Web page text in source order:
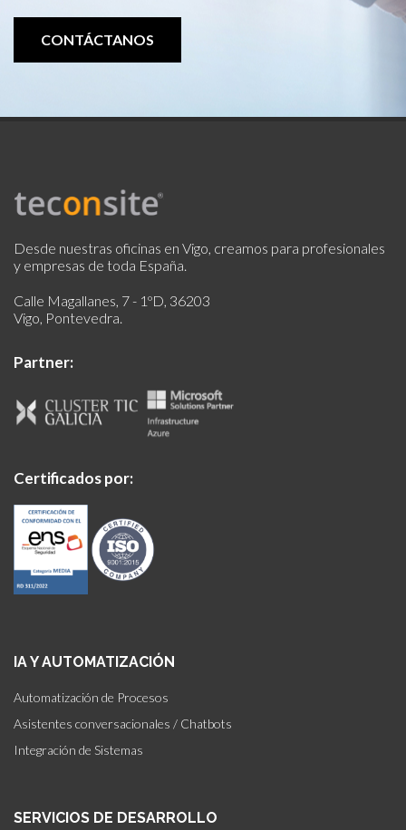
CONTÁCTANOS
Desde nuestras oficinas en Vigo, creamos para profesionales
y empresas de toda España.
Calle Magallanes, 7 - 1ºD, 36203
Vigo, Pontevedra.
Partner:
Certificados por:
IA Y AUTOMATIZACIÓN
Automatización de Procesos
Asistentes conversacionales / Chatbots
Integración de Sistemas
SERVICIOS DE DESARROLLO